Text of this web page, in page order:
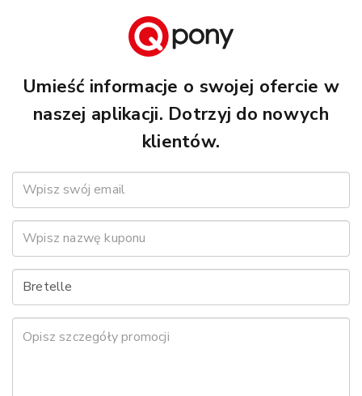
Umieść informacje o swojej ofercie w
naszej aplikacji. Dotrzyj do nowych
klientów.